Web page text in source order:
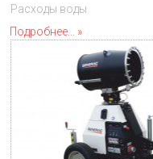
Расходы воды
Подробнее...